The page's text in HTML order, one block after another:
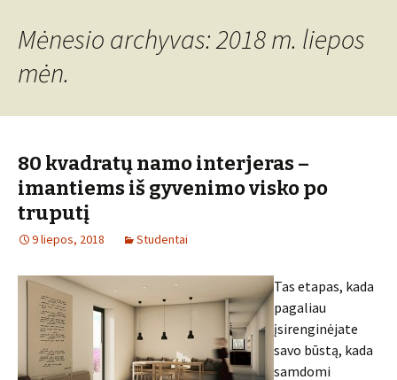
Mėnesio archyvas: 2018 m. liepos
mėn.
80 kvadratų namo interjeras –
imantiems iš gyvenimo visko po
truputį
9 liepos, 2018 Studentai
Tas etapas, kada
pagaliau
įsirenginėjate
savo būstą, kada
samdomi